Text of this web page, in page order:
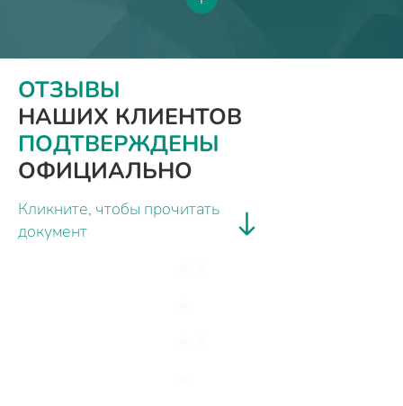
ОТЗЫВЫ
НАШИХ КЛИЕНТОВ
ПОДТВЕРЖДЕНЫ
ОФИЦИАЛЬНО
Кликните, чтобы прочитать
документ